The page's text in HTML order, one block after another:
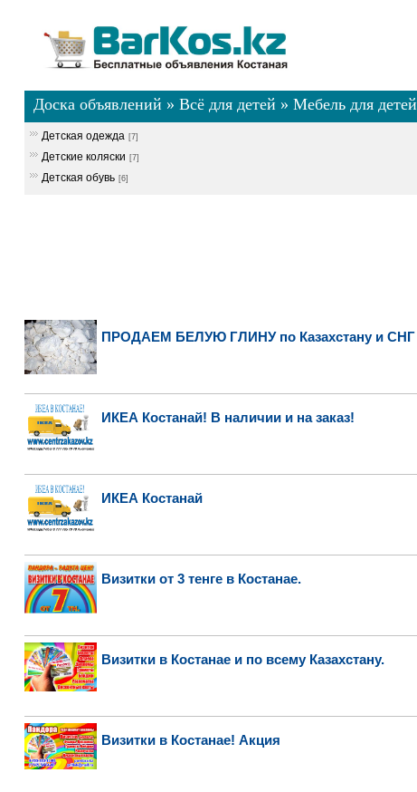
Доска объявлений » Всё для детей » Мебель для детей
Детская одежда [7]
Детские коляски [7]
Детская обувь [6]
ПРОДАЕМ БЕЛУЮ ГЛИНУ по Казахстану и СНГ
ИКЕА Костанай! В наличии и на заказ!
ИКЕА Костанай
Визитки от 3 тенге в Костанае.
Визитки в Костанае и по всему Казахстану.
Визитки в Костанае! Акция